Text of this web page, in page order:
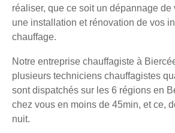
réaliser, que ce soit un dépannage de
une installation et rénovation de vos
chauffage.
Notre entreprise chauffagiste à
plusieurs techniciens chauffagistes
sont dispatchés sur les 6 régions en
chez vous en moins de 45min, et ce,
nuit.